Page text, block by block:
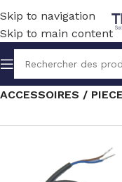
Skip to navigation
Skip to main content
Accueil TRAITEMENT
ACCESSOIRES /